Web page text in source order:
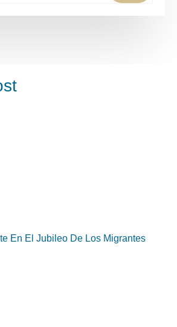
En El Jubileo De Los Migrantes